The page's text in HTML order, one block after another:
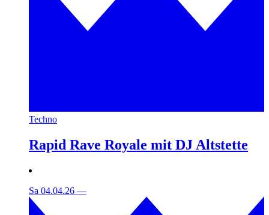
Techno
Rapid Rave Royale mit DJ Altstette
Sa 04.04.26 —